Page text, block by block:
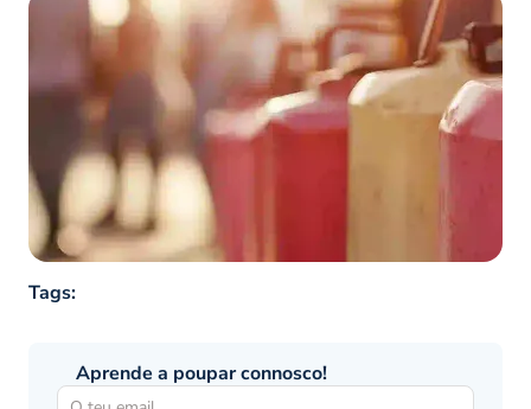
Tags:
Aprende a poupar connosco!